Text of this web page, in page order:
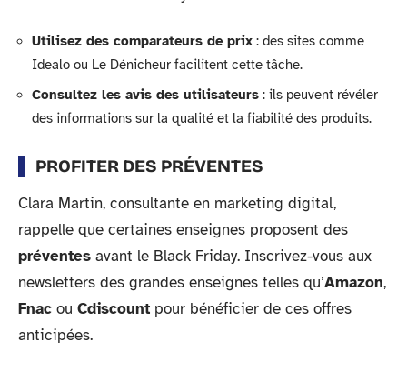
Utilisez des comparateurs de prix : des sites comme
Idealo ou Le Dénicheur facilitent cette tâche.
Consultez les avis des utilisateurs : ils peuvent révéler
des informations sur la qualité et la fiabilité des produits.
PROFITER DES PRÉVENTES
Clara Martin, consultante en marketing digital,
rappelle que certaines enseignes proposent des
préventes avant le Black Friday. Inscrivez-vous aux
newsletters des grandes enseignes telles qu’Amazon,
Fnac ou Cdiscount pour bénéficier de ces offres
anticipées.